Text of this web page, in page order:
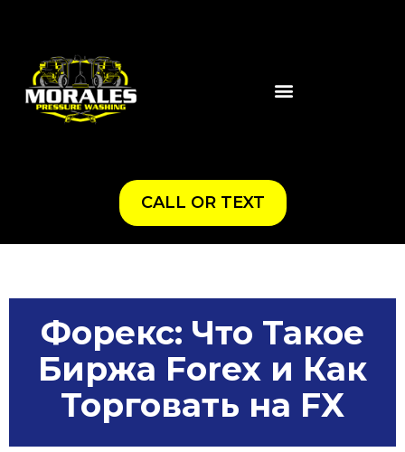
CALL OR TEXT
Форекс: Что Такое
Биржа Forex и Как
Торговать на FX